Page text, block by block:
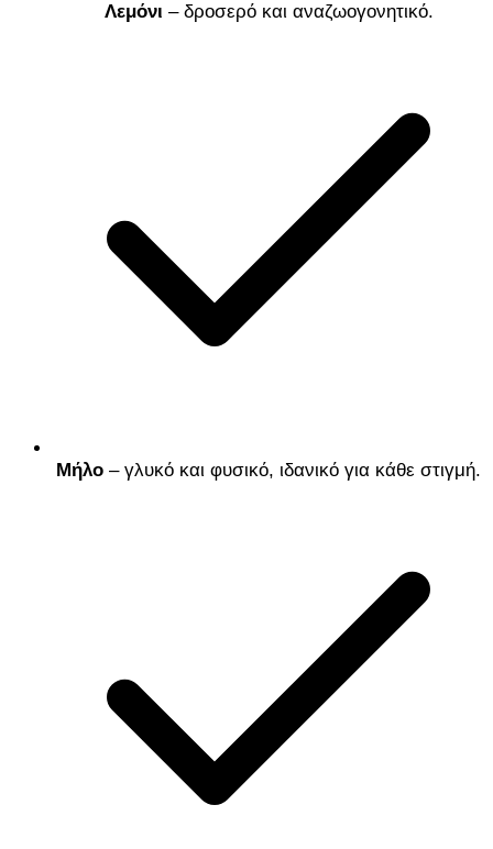
Λεμόνι – δροσερό και αναζωογονητικό.
Μήλο – γλυκό και φυσικό, ιδανικό για κάθε στιγμή.